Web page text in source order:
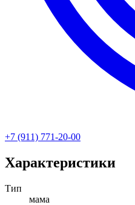
+7 (911) 771-20-00
Характеристики
Тип
мама